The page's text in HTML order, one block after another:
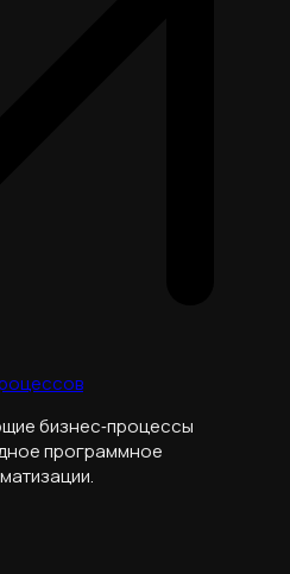
бизнес‑процессы
программное